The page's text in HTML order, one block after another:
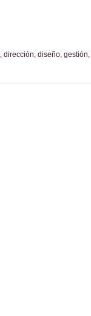
dirección diseño gestión